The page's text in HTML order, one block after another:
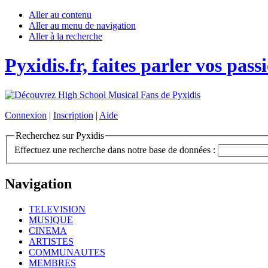
Aller au contenu
Aller au menu de navigation
Aller à la recherche
Pyxidis.fr, faites parler vos
Connexion | Inscription | Aide
Recherchez sur Pyxidis
Effectuez une recherche dans notre base de données :
Navigation
TELEVISION
MUSIQUE
CINEMA
ARTISTES
COMMUNAUTES
MEMBRES